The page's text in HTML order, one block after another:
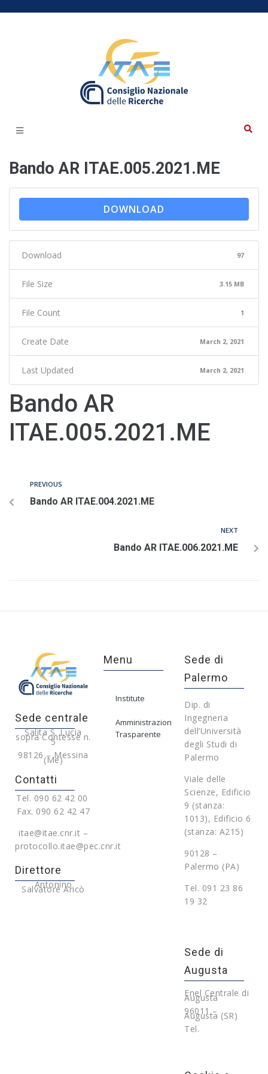
Bando AR ITAE.005.2021.ME
DOWNLOAD
Download 97
File Size 3.15 MB
File Count 1
Create Date March 2, 2021
Last Updated March 2, 2021
Bando AR
ITAE.005.2021.ME
PREVIOUS
Bando AR ITAE.004.2021.ME
NEXT
Bando AR ITAE.006.2021.ME
Sede centrale
Salita S. Lucia
sopra Contesse n.
5
98126 – Messina
(Me)
Contatti
Tel. 090 62 42 00
Fax. 090 62 42 47
itae@itae.cnr.it –
protocollo.itae@pec.cnr.it
Direttore
Antonino
Salvatore Aricò
Menu
Institute
Amministrazione
Trasparente
Sede di
Palermo
Dip. di
Ingegneria
dell’Università
degli Studi di
Palermo
Viale delle
Scienze, Edificio
9 (stanza:
1013), Edificio 6
(stanza: A215)
90128 –
Palermo (PA)
Tel. 091 23 86
19 32
Sede di
Augusta
Enel Centrale di
Augusta
96011 –
Augusta (SR)
Tel.